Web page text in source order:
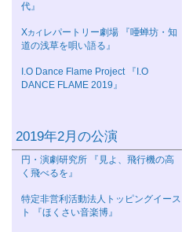
代』
Χカイ レパートリー劇場 『唖蝉坊・知
道の浅草を唄い語る』
I.O Dance Flame Project 『I.O
DANCE FLAME 2019』
2019年2月の公演
円・演劇研究所 『見よ、飛行機の高
く飛べるを』
特定非営利活動法人トッピングイース
ト 『ほくさい音楽博』